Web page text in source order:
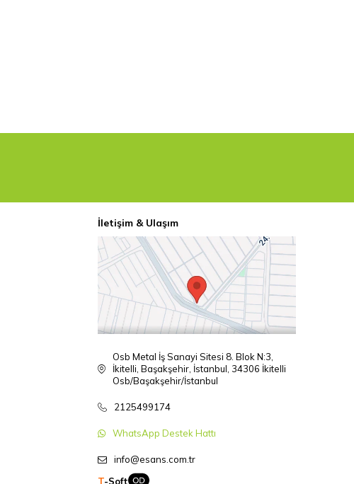
İletişim & Ulaşım
Osb Metal İş Sanayi Sitesi 8. Blok N:3,
İkitelli, Başakşehir, İstanbul, 34306 İkitelli
Osb/Başakşehir/İstanbul
2125499174
WhatsApp Destek Hattı
info@esans.com.tr
T-Soft